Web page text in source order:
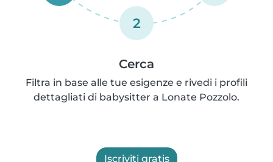
2
Cerca
Filtra in base alle tue esigenze e rivedi i profili
dettagliati di babysitter a Lonate Pozzolo.
Iscriviti gratis